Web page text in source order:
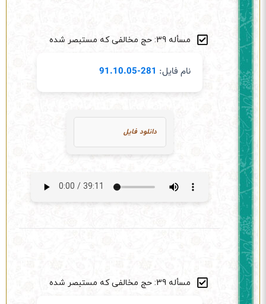
مسأله 39: حج مخالفی که مستبصر شده
نام فایل: 281-91.10.05
دانلود فایل
مسأله 39: حج مخالفی که مستبصر شده